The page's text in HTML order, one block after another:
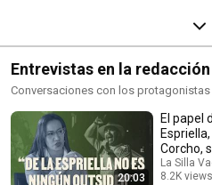
Entrevistas en la
Conversaciones con los
20:03
El papel
Corcho,
Pacto
La Silla
8.2K views